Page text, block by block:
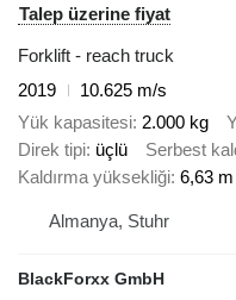
Talep üzerine fiyat
Forklift - reach truck
2019
10.625 m/s
Yük kapasitesi 2.000 kg
Direk tipi üçlü Serbest
Kaldırma yüksekliği 6,63 m
Almanya, Stuhr
BlackForxx GmbH